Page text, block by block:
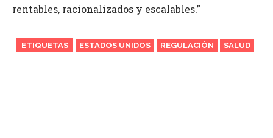
rentables, racionalizados y escalables.”
ETIQUETAS ESTADOS UNIDOS REGULACIÓN SALUD